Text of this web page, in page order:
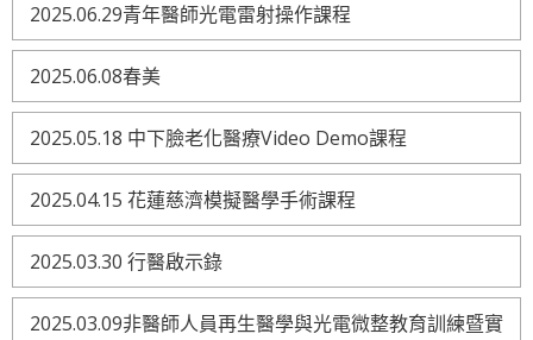
2025.06.29青年醫師光電雷射操作課程
2025.06.08春美
2025.05.18 中下臉老化醫療Video Demo課程
2025.04.15 花蓮慈濟模擬醫學手術課程
2025.03.30 行醫啟示錄
2025.03.09非醫師人員再生醫學與光電微整教育訓練暨實